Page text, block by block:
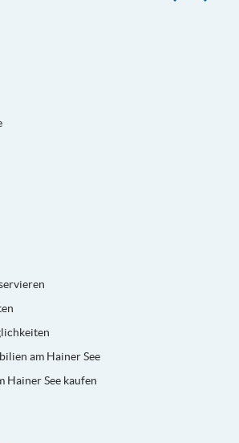
am Hainer See
Hainer See kaufen